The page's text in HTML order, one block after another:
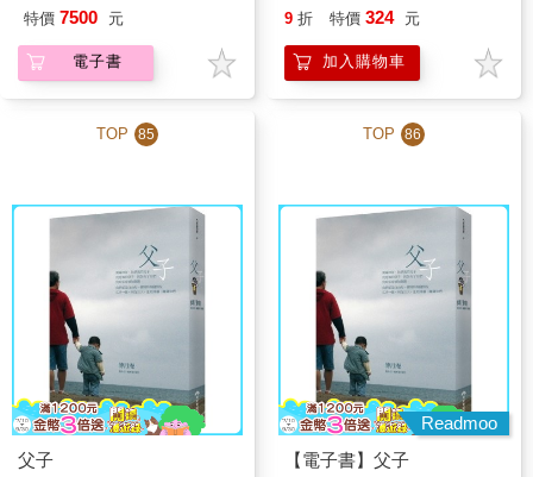
特價 7500 元
電子書
9 折 特價 324 元
加入購物車
TOP 85
父子
TOP 86
Readmoo
【電子書】父子